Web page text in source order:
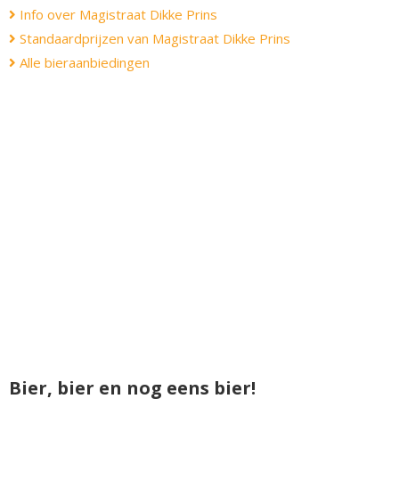
Info over Magistraat Dikke Prins
Standaardprijzen van Magistraat Dikke Prins
Alle bieraanbiedingen
Bier, bier en nog eens bier!